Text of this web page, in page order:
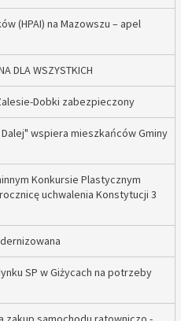
(HPAI) na Mazowszu – apel
DLA WSZYSTKICH
Dobki zabezpieczony
wspiera mieszkańców Gminy
Konkursie Plastycznym
uchwalenia Konstytucji 3
SP w Giżycach na potrzeby